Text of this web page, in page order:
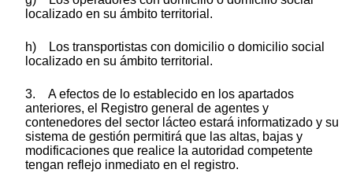
localizado en su ámbito territorial.
h) Los transportistas con domicilio o domicilio social
localizado en su ámbito territorial.
3. A efectos de lo establecido en los apartados
anteriores, el Registro general de agentes y
contenedores del sector lácteo estará informatizado y su
sistema de gestión permitirá que las altas, bajas y
modificaciones que realice la autoridad competente
tengan reflejo inmediato en el registro.